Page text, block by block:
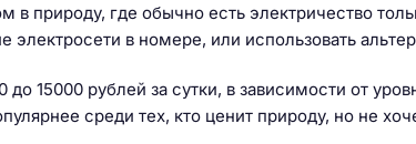
природу, где обычно есть электричество
электросети в номере, или использовать
15000 рублей за сутки, в зависимости от
среди тех, кто ценит природу, но не